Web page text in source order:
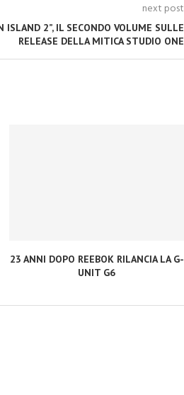
next post
ISLAND 2”, IL SECONDO VOLUME SULLE
RELEASE DELLA MITICA STUDIO ONE
23 ANNI DOPO REEBOK RILANCIA LA G-
UNIT G6